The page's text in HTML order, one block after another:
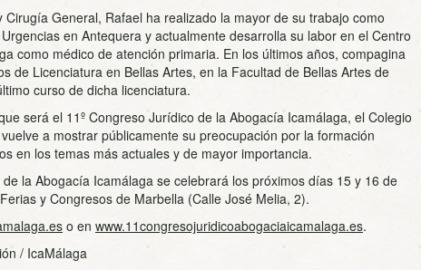
Cirugía General, Rafael ha realizado la mayor de su trabajo como
en Antequera y actualmente desarrolla su labor en el Centro
como médico de atención primaria. En los últimos años, compagina
de Licenciatura en Bellas Artes, en la Facultad de Bellas Artes de
curso de dicha licenciatura.
será el 11º Congreso Jurídico de la Abogacía Icamálaga, el Colegio
a mostrar públicamente su preocupación por la formación
en los temas más actuales y de mayor importancia.
de la Abogacía Icamálaga se celebrará los próximos días 15 y 16 de
y Congresos de Marbella (Calle José Melia, 2).
o en www.11congresojuridicoabogaciaicamalaga.es.
/ IcaMálaga